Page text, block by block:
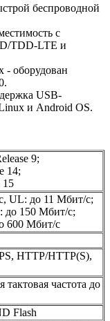
беспроводной
с
TDD-LTE и
- оборудован
USB-
и Android OS.
9;
14;
15
UL: до 11 Мбит/с;
до 150 Мбит/с;
600 Мбит/с
HTTP/HTTP(S),
частота до
Flash